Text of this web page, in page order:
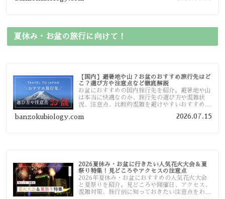
夏休み・お盆の旅行に向けて！
【国内】避暑地や山？お盆のおすすめ旅行先はど
こ？選び方や注意点など徹底解説
お盆におすすめの国内旅行先を紹介。避暑地や山
は本当に快適なのか、旅行先の選び方や混雑状
況、注意点、比較的混雑を避けやすいおすすめス
す。
banzokubiology.com 2026.07.15
2026夏休み・お盆に行きたい人気花火大会＆夏
祭り特集！見どころやアクセスの注意点
2026年夏休み・お盆におすすめの人気花火大会
と夏祭りを紹介。見どころや開催日、アクセス、
混雑対策、旅行前に知っておきたい注意点をわか